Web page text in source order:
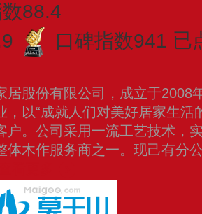
88.4
口碑指数941 已
居股份有限公司，成立于2008
，以“成就人们对美好居家生活
户。公司采用一流工艺技术，
体木作服务商之一。现己有分